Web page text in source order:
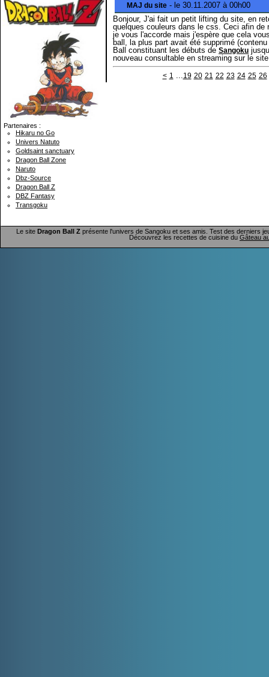
Partenaires :
Hikaru no Go
Univers Natuto
Goldsaint sanctuary
Dragon Ball Zone
Naruto
Dbz-Source
Dragon Ball Z
DBZ Fantasy
Transgoku
MAJ du site - le 30.11.2007 à 00h00
Bonjour, J'ai fait un petit lifting du site, en
quelques couleurs dans le css. Ceci afin de
je vous l'accorde mais j'espère que cela
ball, la plus part avait été supprimé
Ball constituant les débuts de Sangoku
nouveau consultable en streaming sur le
< 1 19 20 21 22 23 24 25 26
Le site Dragon Ball Zprésente l'univers de Sangoku et ses amis. Test des derniers
Découvrez les recettes de cuisine du Gâteau